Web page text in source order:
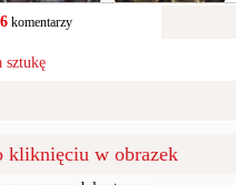
komentarzy
sztukę
kliknięciu w obrazek